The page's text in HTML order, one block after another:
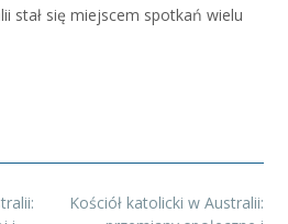
stał się miejscem spotkań wielu
Kościół katolicki w Australii: